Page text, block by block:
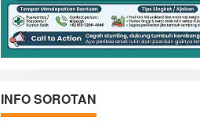
INFO SOROTAN